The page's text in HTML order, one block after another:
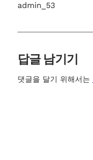
admin_53
답글 남기기
댓글을 달기 위해서는